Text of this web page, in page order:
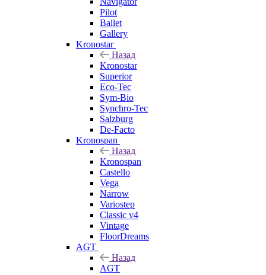
Pilot
Ballet
Gallery
Kronostar
Назад
Kronostar
Superior
Eco-Tec
Sym-Bio
Synchro-Tec
Salzburg
De-Facto
Kronospan
Назад
Kronospan
Castello
Vega
Narrow
Variostep
Classic v4
Vintage
FloorDreams
AGT
Назад
AGT